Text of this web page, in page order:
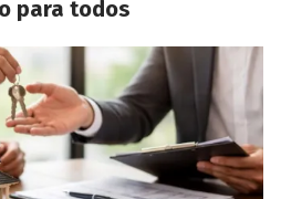
para todos